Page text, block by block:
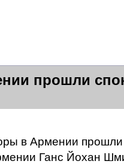
прошли
в Армении прошли
Ганс Йохан